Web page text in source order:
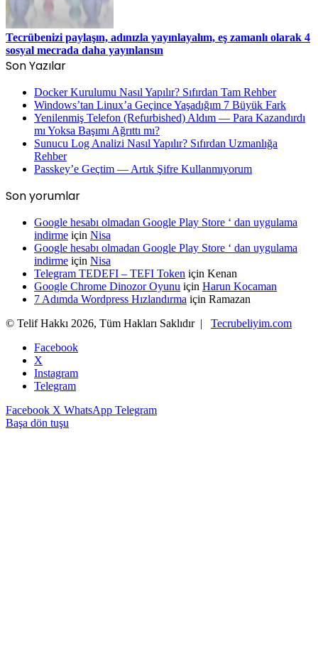
Tecrübenizi paylaşın, adınızla yayınlayalım, eş zamanlı olarak 4
sosyal mecrada daha yayınlansın
Son Yazılar
Docker Kurulumu Nasıl Yapılır? Sıfırdan Tam Rehber
Windows’tan Linux’a Geçince Yaşadığım 7 Büyük Fark
Yenilenmiş Telefon (Refurbished) Aldım — Para Kazandırdı
mı Yoksa Başımı Ağrıttı mı?
Sunucu Log Analizi Nasıl Yapılır? Sıfırdan Uzmanlığa
Rehber
Passkey’e Geçtim — Artık Şifre Kullanmıyorum
Son yorumlar
Google hesabı olmadan Google Play Store ‘ dan uygulama
indirme için Nisa
Google hesabı olmadan Google Play Store ‘ dan uygulama
indirme için Nisa
Telegram TEDEFI – TEFI Token için Kenan
Google Chrome Dinozor Oyunu için Harun Kocaman
7 Adımda Wordpress Hızlandırma için Ramazan
© Telif Hakkı 2026, Tüm Hakları Saklıdır | Tecrubeliyim.com
Facebook
X
Instagram
Telegram
Facebook X WhatsApp Telegram
Başa dön tuşu